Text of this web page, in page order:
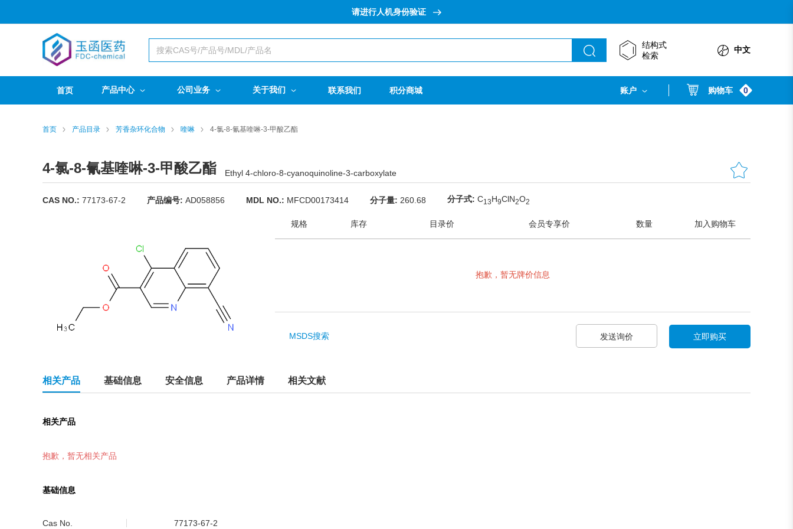
请进行人机身份验证
结构式
检索
中文
首页 产品中心 公司业务 关于我们 联系我们 积分商城 账户 购物车 0
首页 产品目录 芳香杂环化合物 喹啉 4-氯-8-氰基喹啉-3-甲酸乙酯
4-氯-8-氰基喹啉-3-甲酸乙酯 Ethyl 4-chloro-8-cyanoquinoline-3-carboxylate
CAS NO.: 77173-67-2 产品编号: AD058856 MDL NO.: MFCD00173414 分子量: 260.68 分子式: C1 3H9ClN2O2
规格 库存 目录价 会员专享价 数量 加入购物车
抱歉，暂无牌价信息
MSDS搜索 发送询价 立即购买
相关产品 基础信息 安全信息 产品详情 相关文献
相关产品
抱歉，暂无相关产品
基础信息
Cas No. 77173-67-2